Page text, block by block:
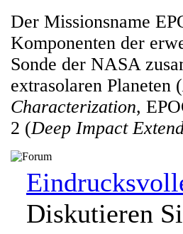
Der Missionsname
Komponenten der
Sonde der NASA
extrasolaren Planeten (
Characterization,
2 (Deep Impact
Diskutieren